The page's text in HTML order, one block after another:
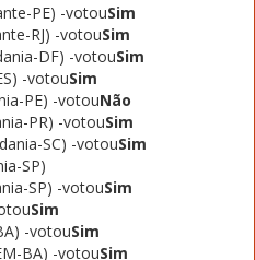
PE) -votouSim
RJ) -votouSim
DF) -votouSim
-votouSim
PE) -votouNão
PR) -votouSim
SC) -votouSim
SP)
SP) -votouSim
Sim
-votouSim
BA) -votouSim